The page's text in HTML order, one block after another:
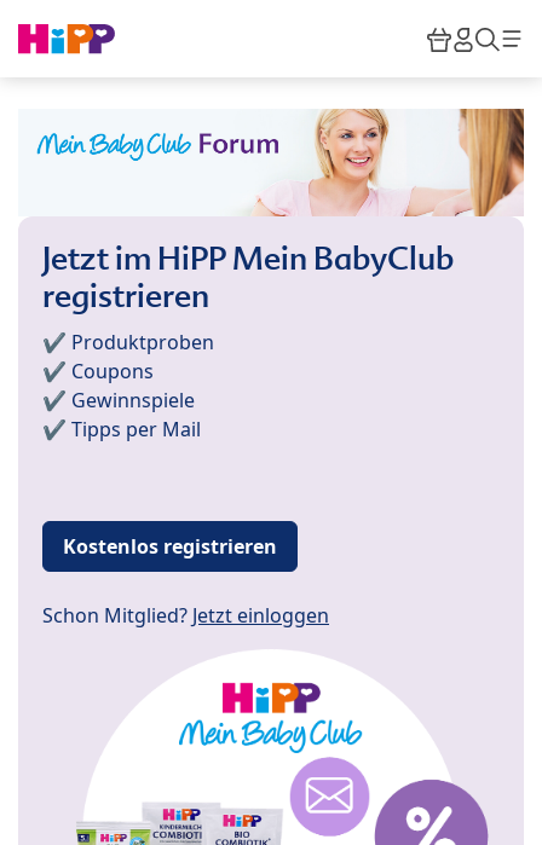
HiPP
Jetzt im HiPP Mein BabyClub
registrieren
✔️ Produktproben
✔️ Coupons
✔️ Gewinnspiele
✔️ Tipps per Mail
Kostenlos registrieren
Schon Mitglied? Jetzt einloggen